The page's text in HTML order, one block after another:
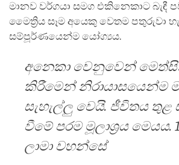
මානව වර්ගයා සමග එකිනෙකාට බැඳී
මෛත්‍රිය සෑම අයෙකු වෙතම පතුරුවා
සම්පූර්ණයෙන්ම යෝග්‍යය.
අනෙකා වෙනුවෙන්
කිරීමෙන් නිරායාසයෙන්ම
සැහැල්ලු වෙයි. ජීවිතය තුළ
වීමේ පරම මූලාශ්‍රය මෙයය.
ලාමා වහන්සේ